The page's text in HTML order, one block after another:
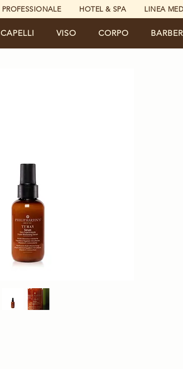
PROFESSIONALE HOTEL & SPA LINEA
CAPELLI VISO CORPO BARBER